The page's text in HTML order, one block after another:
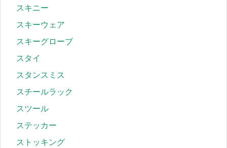
スキニー
スキーウェア
スキーグローブ
スタイ
スタンスミス
スチールラック
スツール
ステッカー
ストッキング